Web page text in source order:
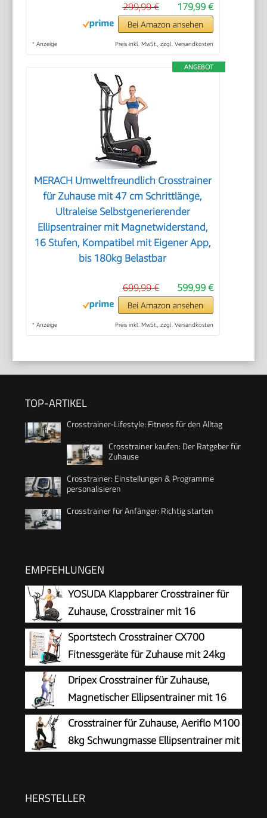
179,99 €
299,99 €
Bei Amazon ansehen
* Anzeige Preis inkl. MwSt., zzgl. Versandkosten
ANGEBOT
MERACH Umweltfreundlich Crosstrainer
für Zuhause mit 47 cm Schrittlänge,
Ultraleise Selbstgenerierender
Ellipsentrainer mit Magnetwiderstand,
16 Stufen, Kompatibel mit Eigener App,
bis 180kg Belastbar
599,99 €
699,99 €
Bei Amazon ansehen
* Anzeige Preis inkl. MwSt., zzgl. Versandkosten
TOP-ARTIKEL
Crosstrainer-Lifestyle: Fitness für den Alltag
Crosstrainer kaufen: Der Ratgeber für
Zuhause
Crosstrainer: Einstellungen & Programme
personalisieren
Crosstrainer für Anfänger: Richtig starten
EMPFEHLUNGEN
YOSUDA ​​Klappbarer Crosstrainer für
Zuhause, Crosstrainer mit 16
Widerstandsstufen, Ultraleiser für
Cardio, LCD-Display & Transportrollen
Sportstech Crosstrainer CX700
Fitnessgeräte für Zuhause mit 24kg
Schwungmasse | Ellipsentrainer bis
120kg mit 24 Widerstandstufen | Innovative LED
Technologie | Bluetooth, App-Steuerung &
Pulssensor
Dripex Crosstrainer für Zuhause,
Magnetischer Ellipsentrainer mit 16
Widerstandsstufen, 6 KG
Schwungmasse, Leises Indoor-Trainingsgerät,
LCD-Monitor, Pulssensor, bis 120 KG (Grün)
Crosstrainer für Zuhause, Aeriflo M100
8kg Schwungmasse Ellipsentrainer mit
Vormontiert, bis 150kg Belastbarkeit
HERSTELLER